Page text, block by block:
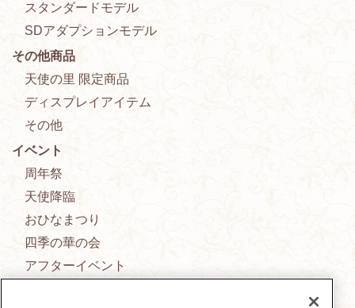
スタンダードモデル
SDアダプションモデル
その他商品
天使の里 限定商品
ディスプレイアイテム
その他
イベント
周年祭
天使降臨
おひなまつり
四季の華の会
アフターイベント